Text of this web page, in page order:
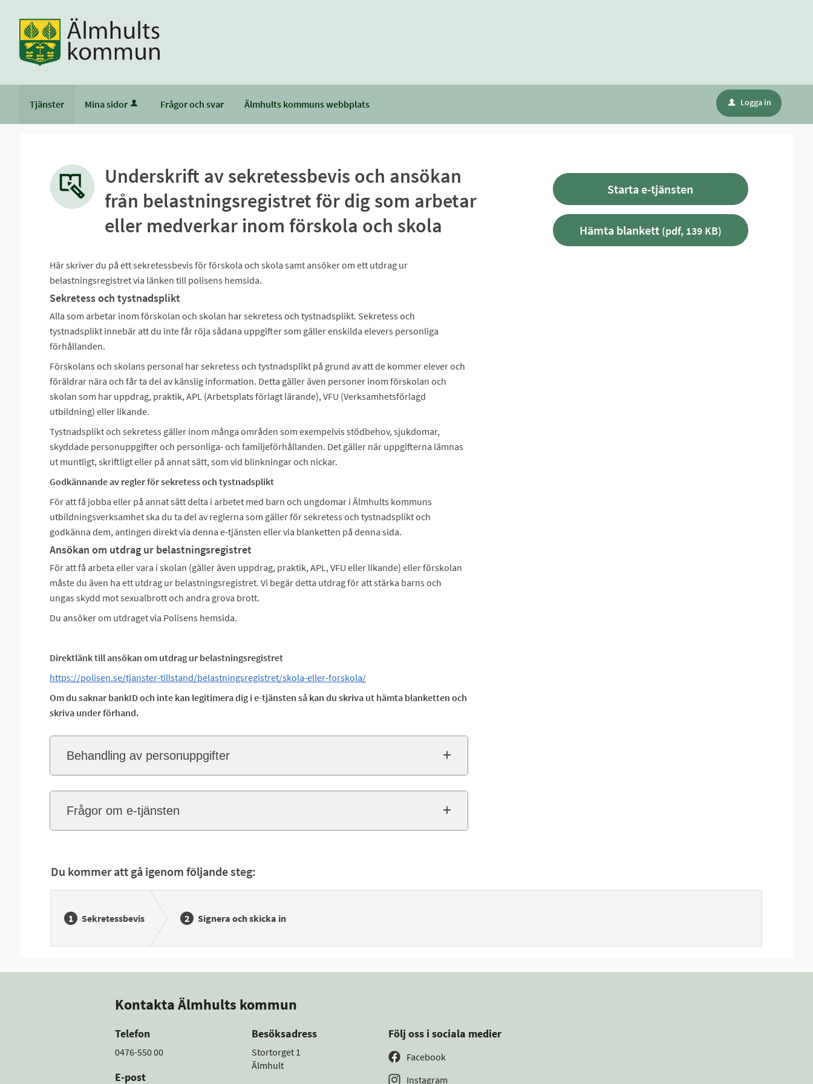
Tjänster Mina sidor Frågor och svar Älmhults kommuns webbplats u Logga in
Underskrift av sekretessbevis och ansökan
från belastningsregistret för dig som arbetar
eller medverkar inom förskola och skola
Här skriver du på ett sekretessbevis för förskola och skola samt ansöker om ett utdrag ur
belastningsregistret via länken till polisens hemsida.
Sekretess och tystnadsplikt
Alla som arbetar inom förskolan och skolan har sekretess och tystnadsplikt. Sekretess och
tystnadsplikt innebär att du inte får röja sådana uppgifter som gäller enskilda elevers personliga
förhållanden.
Förskolans och skolans personal har sekretess och tystnadsplikt på grund av att de kommer elever och
föräldrar nära och får ta del av känslig information. Detta gäller även personer inom förskolan och
skolan som har uppdrag, praktik, APL (Arbetsplats förlagt lärande), VFU (Verksamhetsförlagd
utbildning) eller likande.
Tystnadsplikt och sekretess gäller inom många områden som exempelvis stödbehov, sjukdomar,
skyddade personuppgifter och personliga- och familjeförhållanden. Det gäller när uppgifterna lämnas
ut muntligt, skriftligt eller på annat sätt, som vid blinkningar och nickar.
Godkännande av regler för sekretess och tystnadsplikt
För att få jobba eller på annat sätt delta i arbetet med barn och ungdomar i Älmhults kommuns
utbildningsverksamhet ska du ta del av reglerna som gäller för sekretess och tystnadsplikt och
godkänna dem, antingen direkt via denna e-tjänsten eller via blanketten på denna sida.
Ansökan om utdrag ur belastningsregistret
För att få arbeta eller vara i skolan (gäller även uppdrag, praktik, APL, VFU eller likande) eller förskolan
måste du även ha ett utdrag ur belastningsregistret. Vi begär detta utdrag för att stärka barns och
ungas skydd mot sexualbrott och andra grova brott.
Du ansöker om utdraget via Polisens hemsida.
Direktlänk till ansökan om utdrag ur belastningsregistret
https://polisen.se/tjanster-tillstand/belastningsregistret/skola-eller-forskola/
Om du saknar bankID och inte kan legitimera dig i e-tjänsten så kan du skriva ut hämta blanketten och
skriva under förhand.
Behandling av personuppgifter
Frågor om e-tjänsten
Starta e-tjänsten
Hämta blankett(pdf, 139 KB)
Du kommer att gå igenom följande steg:
Sekretessbevis Signera och skicka in
Kontakta Älmhults kommun
Telefon
0476-550 00
E-post
Besöksadress
Stortorget 1
Älmhult
Följ oss i sociala medier
Facebook
Instagram